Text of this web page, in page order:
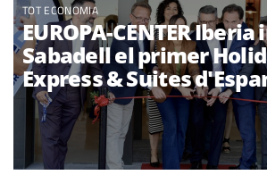
TOT ECONOMIA
EUROPA-CENTER
Sabadell el primer
Express & Suites